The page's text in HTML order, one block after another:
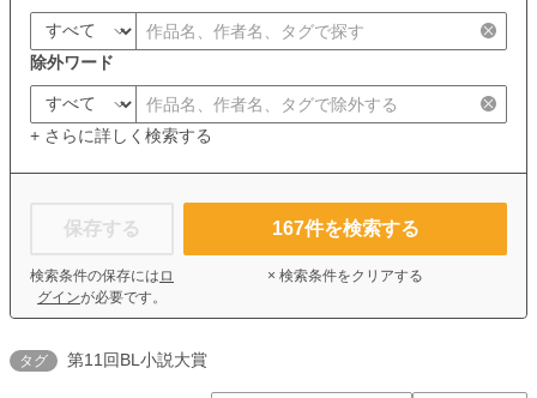
除外ワード
+ さらに詳しく検索する
保存する
検索条件の保存には ロ
グインが必要です。
167件を検索する
× 検索条件をクリアする
タグ 第11回BL小説大賞